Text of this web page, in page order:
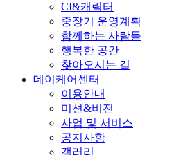
CI&캐릭터
중장기 운영계획
함께하는 사람들
행복한 공간
찾아오시는 길
데이케어센터
이용안내
미션&비전
사업 및 서비스
공지사항
갤러리